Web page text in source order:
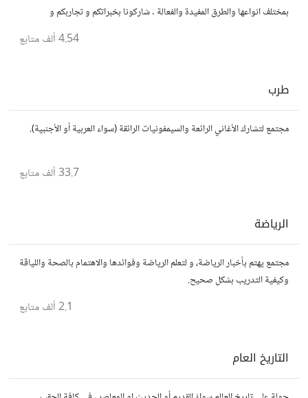
بمختلف انواعها والطرق المفيدة والفعالة . شاركونا بخبراتكم و تجاربكم و
4.54 ألف متابع
طرب
مجتمع لتشارك الأغاني الرائعة والسيمفونيات الرائقة (سواء العربية أو الأجنبية).
33.7 ألف متابع
الرياضة
مجتمع يهتم بأخبار الرياضة، و لتعلم الرياضة وفوائدها والاهتمام بالصحة واللياقة
وكيفية التدريب بشكل صحيح.
2.1 ألف متابع
التاريخ العام